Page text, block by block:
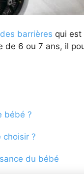
barrières qui est
de 6 ou 7 ans, il
bébé ?
choisir ?
du bébé